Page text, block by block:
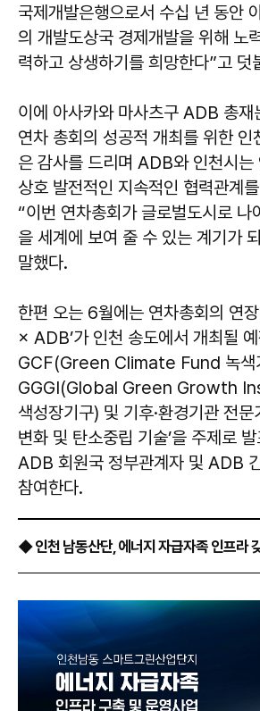
국제개발은행으로서 수십 년 동안
의 개발도상국 경제개발을 위해 노
력하고 상생하기를 희망한다”고 덧
이에 아사카와 마사츠구 ADB 총
연차 총회의 성공적 개최를 위한 인
은 감사를 드리며 ADB와 인천시는
상호 발전적인 지속적인 협력관계
“이번 연차총회가 글로벌도시로 나
을 세계에 보여 줄 수 있는 계기가
말했다.
한편 오는 6월에는 연차총회의 연
× ADB’가 인천 송도에서 개최될
GCF(Green Climate Fund 녹색
GGGI(Global Green Growth
색성장기구) 및 기후·환경기관 전문
변화 및 탄소중립 기술’을 주제로
ADB 회원국 정부관계자 및 ADB
참여한다.
◆ 인천 남동산단, 에너지 자급자족 인프라